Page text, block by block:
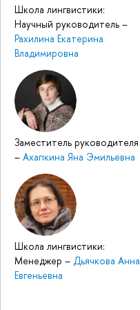
Школа лингвистики:
Научный руководитель –
Рахилина Екатерина
Владимировна
Заместитель руководителя
– Ахапкина Яна Эмильевна
Школа лингвистики:
Менеджер – Дьячкова Анна
Евгеньевна